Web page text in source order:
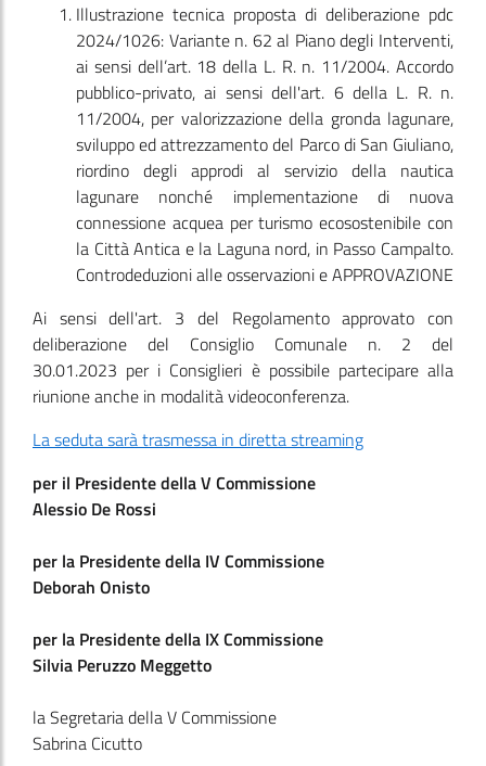
Illustrazione tecnica proposta di deliberazione pdc
2024/1026: Variante n. 62 al Piano degli Interventi,
ai sensi dell’art. 18 della L. R. n. 11/2004. Accordo
pubblico-privato, ai sensi dell'art. 6 della L. R. n.
11/2004, per valorizzazione della gronda lagunare,
sviluppo ed attrezzamento del Parco di San Giuliano,
riordino degli approdi al servizio della nautica
lagunare nonché implementazione di nuova
connessione acquea per turismo ecosostenibile con
la Città Antica e la Laguna nord, in Passo Campalto.
Controdeduzioni alle osservazioni e APPROVAZIONE
Ai sensi dell'art. 3 del Regolamento approvato con
deliberazione del Consiglio Comunale n. 2 del
30.01.2023 per i Consiglieri è possibile partecipare alla
riunione anche in modalità videoconferenza.
La seduta sarà trasmessa in diretta streaming
per il Presidente della V Commissione
Alessio De Rossi
per la Presidente della IV Commissione
Deborah Onisto
per la Presidente della IX Commissione
Silvia Peruzzo Meggetto
la Segretaria della V Commissione
Sabrina Cicutto